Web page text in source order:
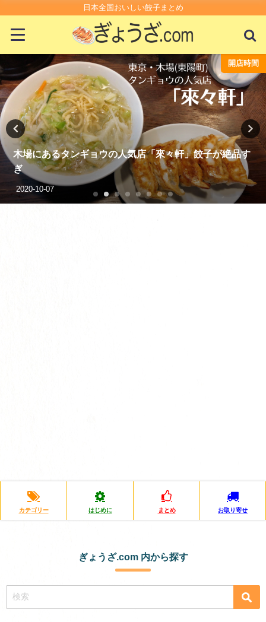
日本全国おいしい餃子まとめ
開店時間
絶品す
2025年きょんちの餃子活動記録
2025-12-22
カテゴリー はじめに まとめ お取り寄せ
ぎょうざ.com 内から探す